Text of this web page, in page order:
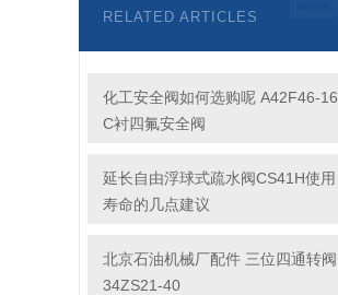
RELATED ARTICLES
化工安全阀如何选购呢 A42F46-16
C衬四氟安全阀
延长自由浮球式疏水阀CS41H使用
寿命的几点建议
北京石油机械厂配件 三位四通转阀
34ZS21-40